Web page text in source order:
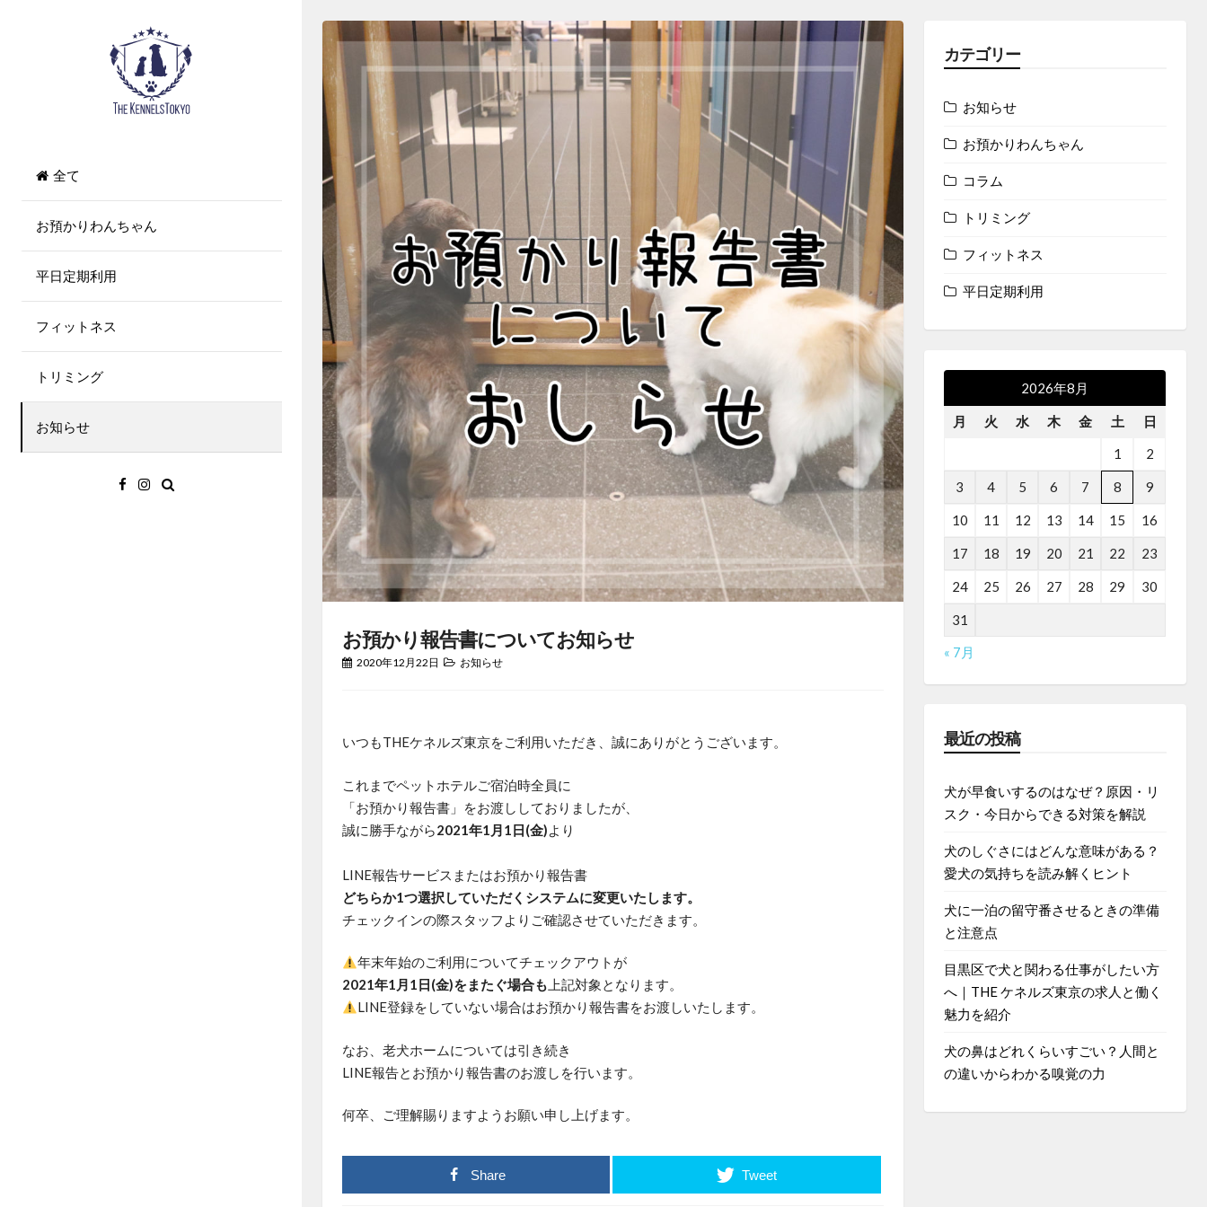
全て
お預かりわんちゃん
平日定期利用
フィットネス
トリミング
お知らせ
FacebookInstagram
お預かり報告書についてお知らせ
2020年12月22日 お知らせ
いつもTHEケネルズ東京をご利用いただき、誠にありがとうございます。
これまでペットホテルご宿泊時全員に
「お預かり報告書」をお渡ししておりましたが、
誠に勝手ながら2021年1月1日(金)より
LINE報告サービスまたはお預かり報告書
どちらか1つ選択していただくシステムに変更いたします。
チェックインの際スタッフよりご確認させていただきます。
年末年始のご利用についてチェックアウトが
2021年1月1日(金)をまたぐ場合も 上記対象となります。
LINE登録をしていない場合はお預かり報告書をお渡しいたします。
なお、老犬ホームについては引き続き
LINE報告とお預かり報告書のお渡しを行います。
何卒、ご理解賜りますようお願い申し上げます。
Share Tweet
カテゴリー
お知らせ
お預かりわんちゃん
コラム
トリミング
フィットネス
平日定期利用
2026年8月
月 火 水 木 金 土 日
« 7月
1 2
3 4 5 6 7 8 9
10 11 12 13 14 15 16
17 18 19 20 21 22 23
24 25 26 27 28 29 30
31
最近の投稿
犬が早食いするのはなぜ？原因・リ
スク・今日からできる対策を解説
犬のしぐさにはどんな意味がある？
愛犬の気持ちを読み解くヒント
犬に一泊の留守番させるときの準備
と注意点
目黒区で犬と関わる仕事がしたい方
へ｜THE ケネルズ東京の求人と働く
魅力を紹介
犬の鼻はどれくらいすごい？人間と
の違いからわかる嗅覚の力